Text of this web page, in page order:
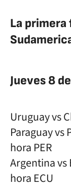
La primera
Jueves 8
Uruguay vs
Paraguay vs
hora PER
Argentina vs
hora ECU